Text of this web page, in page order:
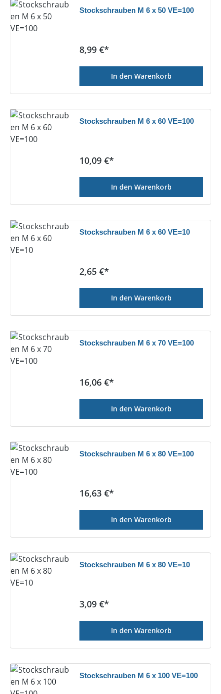
Stockschrauben M 6 x 50 VE=100
Regulärer Preis:
8,99 €*
In den Warenkorb
Stockschrauben M 6 x 60 VE=100
Regulärer Preis:
10,09 €*
In den Warenkorb
Stockschrauben M 6 x 60 VE=10
Regulärer Preis:
2,65 €*
In den Warenkorb
Stockschrauben M 6 x 70 VE=100
Regulärer Preis:
16,06 €*
In den Warenkorb
Stockschrauben M 6 x 80 VE=100
Regulärer Preis:
16,63 €*
In den Warenkorb
Stockschrauben M 6 x 80 VE=10
Regulärer Preis:
3,09 €*
In den Warenkorb
Stockschrauben M 6 x 100 VE=100